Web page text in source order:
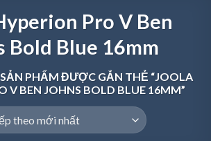
Pro V Ben
Bold Blue 16mm
SẢN PHẨM ĐƯỢC GẮN THẺ “JOOLA
V BEN JOHNS BOLD BLUE 16MM”